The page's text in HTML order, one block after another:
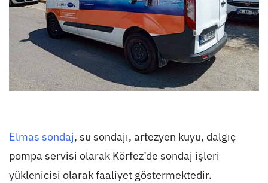
Elmas sondaj, su sondajı, artezyen kuyu, dalgıç
pompa servisi olarak Körfez’de sondaj işleri
yüklenicisi olarak faaliyet göstermektedir.